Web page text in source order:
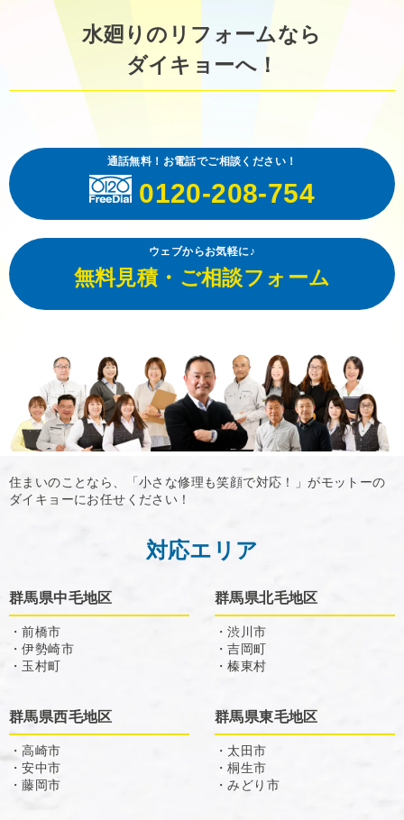
水廻りのリフォームなら
ダイキョーへ！
通話無料！お電話でご相談ください！
0120-208-754
ウェブからお気軽に♪
無料見積・ご相談フォーム
住まいのことなら、「小さな修理も笑顔で対応！」がモットーの
ダイキョーにお任せください！
対応エリア
群馬県中毛地区
・前橋市
・伊勢崎市
・玉村町
群馬県北毛地区
・渋川市
・吉岡町
・榛東村
群馬県西毛地区
・高崎市
・安中市
・藤岡市
群馬県東毛地区
・太田市
・桐生市
・みどり市